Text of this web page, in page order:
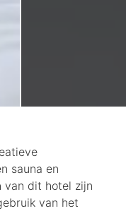
sauna en
van dit hotel zijn
van het